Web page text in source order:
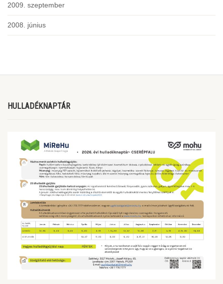
2009. szeptember
2008. június
HULLADÉKNAPTÁR